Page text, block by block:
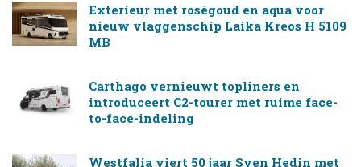
Exterieur met roségoud en aqua voor
nieuw vlaggenschip Laika Kreos H 5109
MB
Carthago vernieuwt topliners en
introduceert C2-tourer met ruime face-
to-face-indeling
Westfalia viert 50 jaar Sven Hedin met